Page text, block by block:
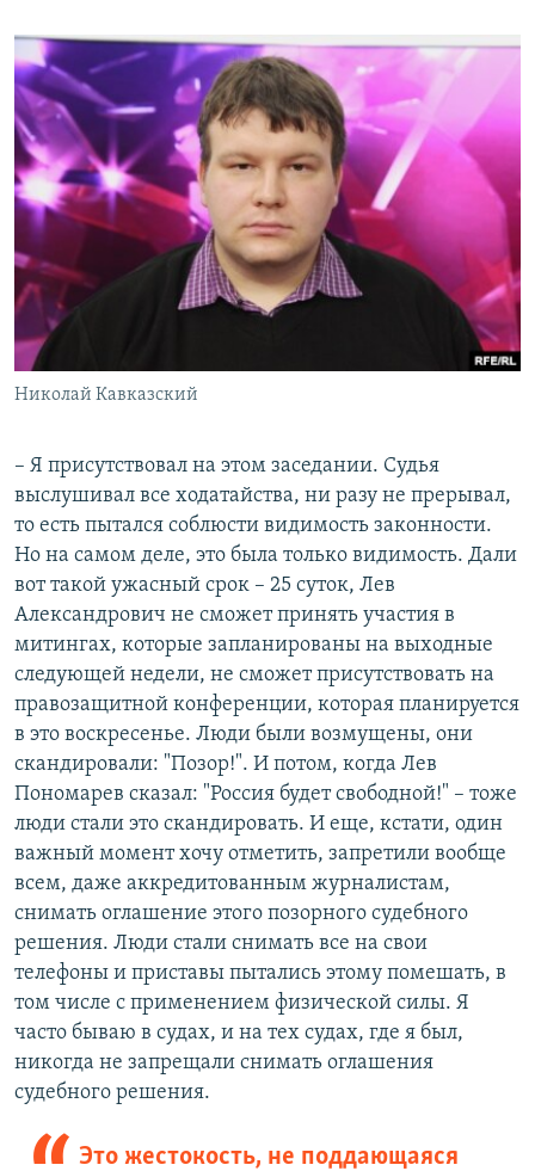
Николай Кавказский
– Я присутствовал на этом заседании. Судья
выслушивал все ходатайства, ни разу не прерывал,
то есть пытался соблюсти видимость законности.
Но на самом деле, это была только видимость. Дали
вот такой ужасный срок – 25 суток, Лев
Александрович не сможет принять участия в
митингах, которые запланированы на выходные
следующей недели, не сможет присутствовать на
правозащитной конференции, которая планируется
в это воскресенье. Люди были возмущены, они
скандировали: "Позор!". И потом, когда Лев
Пономарев сказал: "Россия будет свободной!" – тоже
люди стали это скандировать. И еще, кстати, один
важный момент хочу отметить, запретили вообще
всем, даже аккредитованным журналистам,
снимать оглашение этого позорного судебного
решения. Люди стали снимать все на свои
телефоны и приставы пытались этому помешать, в
том числе с применением физической силы. Я
часто бываю в судах, и на тех судах, где я был,
никогда не запрещали снимать оглашения
судебного решения.
Это жестокость, не поддающаяся